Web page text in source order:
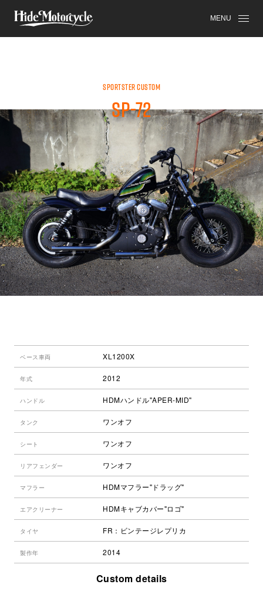
MENU
SPORTSTER
SPORTSTER CUSTOM
SP-72
ベース車両 XL1200X
年式 2012
ハンドル HDMハンドル"APER-MID"
タンク ワンオフ
シート ワンオフ
リアフェンダー ワンオフ
マフラー HDMマフラー"ドラッグ"
エアクリーナー HDMキャブカバー"ロゴ"
タイヤ FR：ビンテージレプリカ
製作年 2014
Custom details